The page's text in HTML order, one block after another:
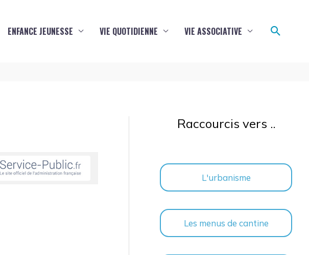
ENFANCE JEUNESSE VIE QUOTIDIENNE VIE ASSOCIATIVE
Raccourcis vers ..
L'urbanisme
Les menus de cantine